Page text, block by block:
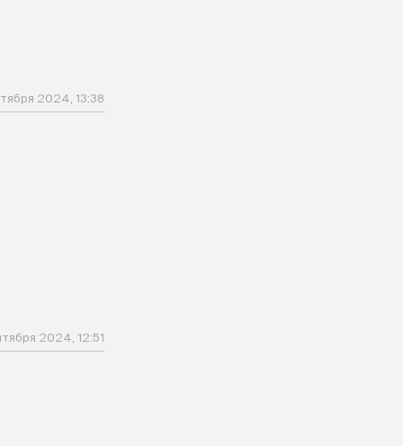
2024, 13:38
2024, 12:51